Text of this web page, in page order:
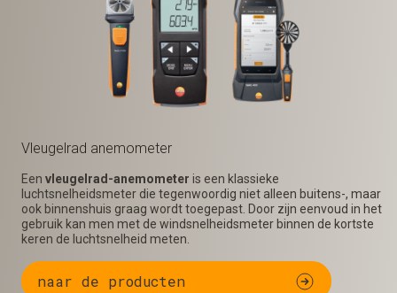
Vleugelrad anemometer
Een vleugelrad-anemometer is een klassieke
luchtsnelheidsmeter die tegenwoordig niet alleen buitens-, maar
ook binnenshuis graag wordt toegepast. Door zijn eenvoud in het
gebruik kan men met de windsnelheidsmeter binnen de kortste
keren de luchtsnelheid meten.
naar de producten